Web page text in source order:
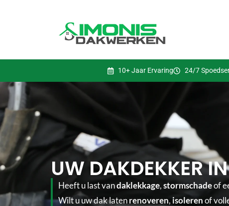
10+ Jaar Ervaring 24/7
UW DAKDEKKER
Heeft u last vandaklekkage,stormschadeof
Wilt u uw dak latenrenoveren, isolerenof